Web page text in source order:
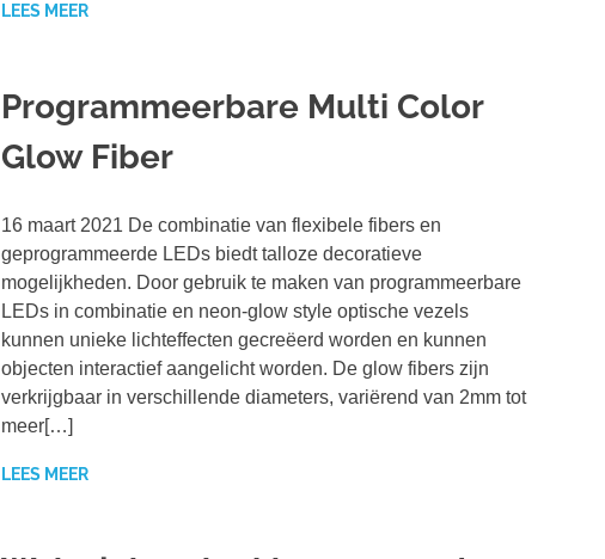
LEES MEER
Programmeerbare Multi Color
Glow Fiber
16 maart 2021 De combinatie van flexibele fibers en
geprogrammeerde LEDs biedt talloze decoratieve
mogelijkheden. Door gebruik te maken van programmeerbare
LEDs in combinatie en neon-glow style optische vezels
kunnen unieke lichteffecten gecreëerd worden en kunnen
objecten interactief aangelicht worden. De glow fibers zijn
verkrijgbaar in verschillende diameters, variërend van 2mm tot
meer[…]
LEES MEER